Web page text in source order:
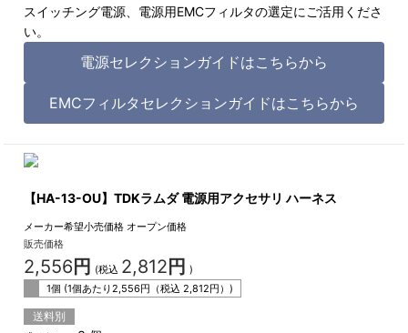
スイッチング電源、電源用EMCフィルタの選定にご活用くださ
い。
電源セレクションガイドはこちらから
EMCフィルタセレクションガイドはこちらから
【HA-13-OU】TDKラムダ 電源用アクセサリ ハーネス
メーカー希望小売価格 オープン価格
販売価格
2,556円 (税込 2,812 円 )
1個 (1個あたり 2,556円（税込 2,812円）)
送料別